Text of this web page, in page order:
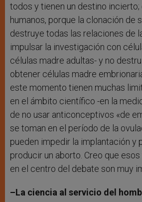
todos y tienen un destino
humanos, porque la clonación de
destruye todas las relaciones de
impulsar la investigación con
células madre adultas- y no
obtener células madre
este momento tienen muchas
en el ámbito científico -en la
de no usar anticonceptivos «de
se toman en el período de la
pueden impedir la implantación y
producir un aborto. Creo que
en el centro del debate son muy
–La ciencia al servicio del